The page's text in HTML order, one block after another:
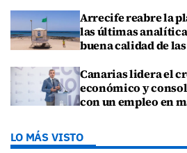
Arrecife reabre la
las últimas
buena calidad de
Canarias lidera el
económico y
con un empleo en
LO MÁS VISTO